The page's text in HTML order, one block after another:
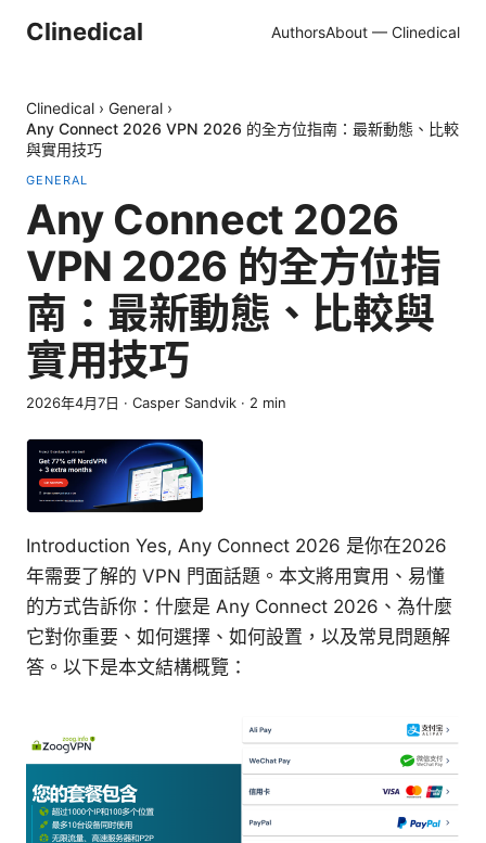
Clinedical AuthorsAbout — Clinedical
Clinedical › General ›
Any Connect 2026 VPN 2026 的全方位指南：最新動態、比較
與實用技巧
GENERAL
Any Connect 2026
VPN 2026 的全方位指
南：最新動態、比較與
實用技巧
2026年4月7日 · Casper Sandvik · 2 min
Introduction Yes, Any Connect 2026 是你在2026
年需要了解的 VPN 門面話題。本文將用實用、易懂
的方式告訴你：什麼是 Any Connect 2026、為什麼
它對你重要、如何選擇、如何設置，以及常見問題解
答。以下是本文結構概覽：